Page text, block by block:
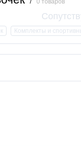
/ 0 товаров
Комплекты и